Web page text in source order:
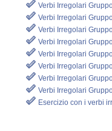
Verbi Irregolari
Verbi Irregolari
Verbi Irregolari
Verbi Irregolari
Verbi Irregolari
Verbi Irregolari
Verbi Irregolari
Verbi Irregolari
Esercizio con i verbi